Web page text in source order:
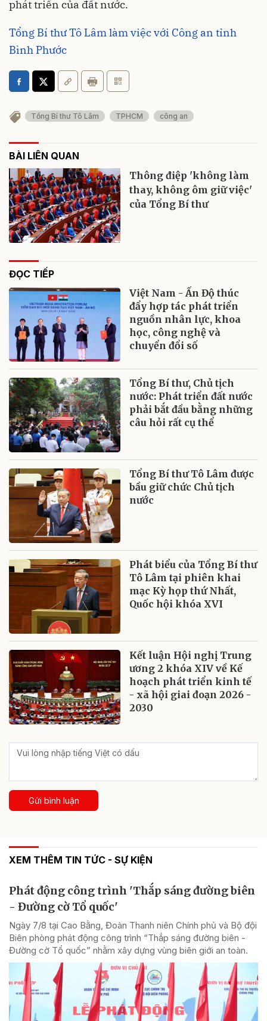
phát triển của đất nước.
Tổng Bí thư Tô Lâm làm việc với Công an tỉnh
Bình Phước
Tổng Bí thư Tô Lâm TPHCM công an
BÀI LIÊN QUAN
Thông điệp 'không làm
thay, không ôm giữ việc'
của Tổng Bí thư
ĐỌC TIẾP
Việt Nam - Ấn Độ thúc
đẩy hợp tác phát triển
nguồn nhân lực, khoa
học, công nghệ và
chuyển đổi số
Tổng Bí thư, Chủ tịch
nước: Phát triển đất nước
phải bắt đầu bằng những
câu hỏi rất cụ thể
Tổng Bí thư Tô Lâm được
bầu giữ chức Chủ tịch
nước
Phát biểu của Tổng Bí thư
Tô Lâm tại phiên khai
mạc Kỳ họp thứ Nhất,
Quốc hội khóa XVI
Kết luận Hội nghị Trung
ương 2 khóa XIV về Kế
hoạch phát triển kinh tế
- xã hội giai đoạn 2026 -
2030
Gửi bình luận
XEM THÊM TIN TỨC - SỰ KIỆN
Phát động công trình 'Thắp sáng đường biên
- Đường cờ Tổ quốc'
Ngày 7/8 tại Cao Bằng, Đoàn Thanh niên Chính phủ và Bộ đội
Biên phòng phát động công trình “Thắp sáng đường biên -
Đường cờ Tổ quốc” nhằm xây dựng vùng biên giới an toàn.